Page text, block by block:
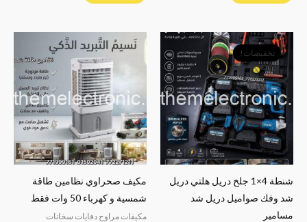
تخفيضات!
شنطة 4×1 جلخ دريل هلتي دريل
شد وفك صواميل دريل شد
مسامير
السعر
الأصلي
هو:
﷼75,000.
السعر
الحالي
هو:
﷼65,000.
مكيف صحراوي نظامين طاقة
شمسية و كهرباء 50 وات فقط
مكيفات مراوح دفايات سخانات